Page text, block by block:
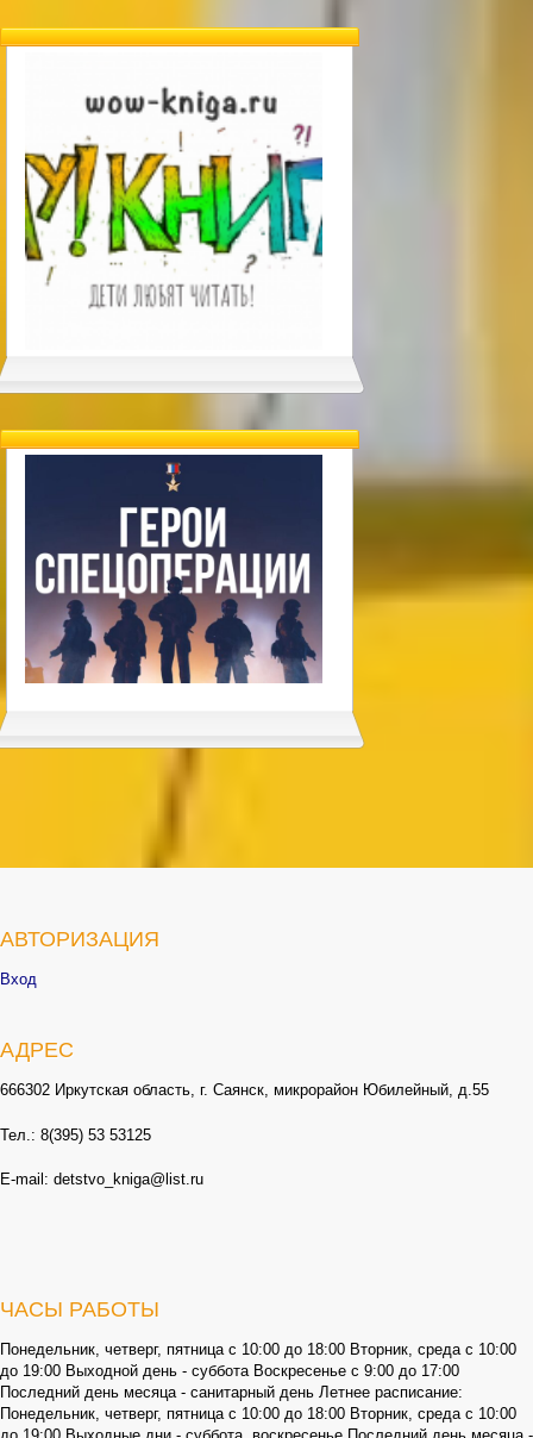
АВТОРИЗАЦИЯ
Вход
АДРЕС
666302 Иркутская область, г. Саянск, микрорайон Юбилейный, д.55
Тел.: 8(395) 53 53125
E-mail: detstvo_kniga@list.ru
ЧАСЫ РАБОТЫ
Понедельник, четверг, пятница с 10:00 до 18:00 Вторник, среда с 10:00
до 19:00 Выходной день - суббота Воскресенье с 9:00 до 17:00
Последний день месяца - санитарный день Летнее расписание:
Понедельник, четверг, пятница с 10:00 до 18:00 Вторник, среда с 10:00